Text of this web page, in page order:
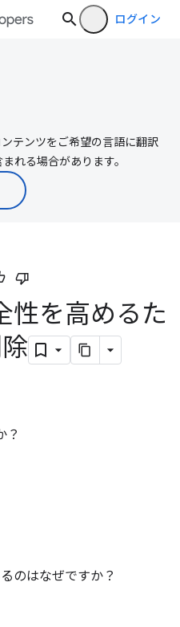
ログイン
テンツをご希望の言語に翻訳
れる場合があります。
性を高めるた
？
のはなぜですか？